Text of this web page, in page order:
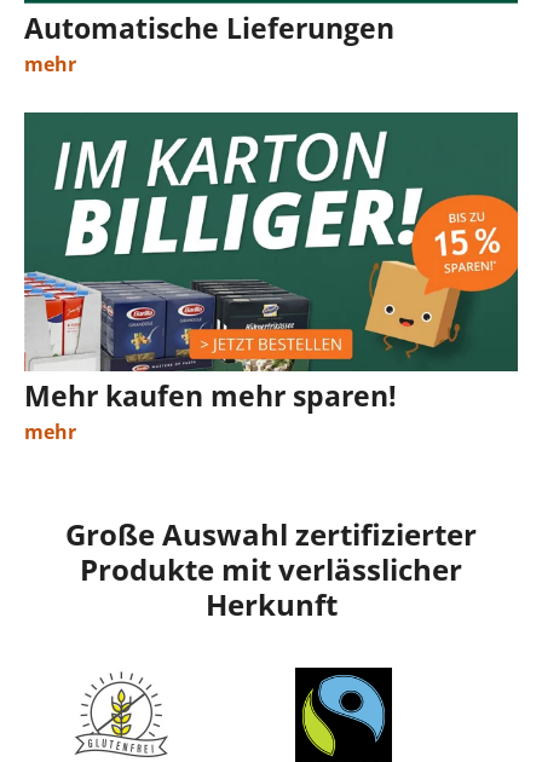
Automatische Lieferungen
mehr
Mehr kaufen mehr sparen!
mehr
Große Auswahl zertifizierter
Produkte mit verlässlicher
Herkunft